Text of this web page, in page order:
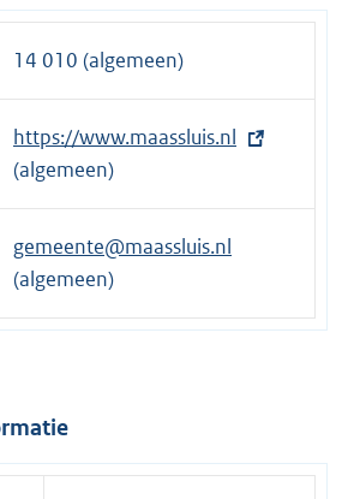
14 010 (algemeen)
E
x
t
r
e
n
k
https://www.maassluis.nl
(algemeen)
gemeente@maassluis.nl
(algemeen)